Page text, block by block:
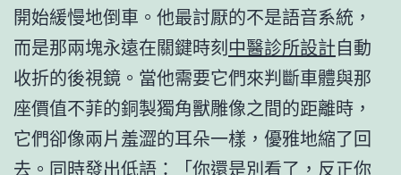
開始緩慢地倒車。他最討厭的不是語音系統，
而是那兩塊永遠在關鍵時刻中醫診所設計自動
收折的後視鏡。當他需要它們來判斷車體與那
座價值不菲的銅製獨角獸雕像之間的距離時，
它們卻像兩片羞澀的耳朵一樣，優雅地縮了回
去。同時發出低語：「你還是別看了，反正你